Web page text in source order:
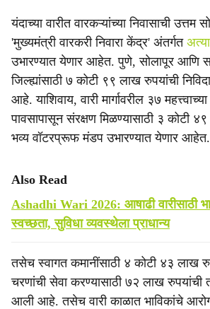
यंदाच्या वारीत वारकऱ्यांच्या निवासाची उत्तम
'मुख्यमंत्री वारकरी निवारा केंद्र' अंतर्गत
उभारण्यात येणार आहेत. पुणे, सोलापूर आणि
जिल्ह्यांसाठी ७ कोटी ९९ लाख रुपयांची
आहे. याशिवाय, वारी मार्गावरील ३७
पावसापासून संरक्षण मिळण्यासाठी ३ कोटी
भव्य वॉटरप्रूफ मंडप उभारण्यात येणार आहेत.
Also Read
Ashadhi Wari 2026: आषाढी वारीसाठी
स्वच्छता, सुविधा व्यवस्थेला प्राधान्य
तसेच स्वागत कमानींसाठी ४ कोटी ४३ लाख
चरणांची सेवा करण्यासाठी ७२ लाख
आली आहे. तसेच वारी काळात भाविकांचे